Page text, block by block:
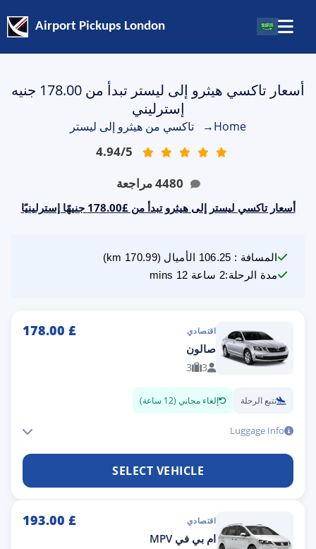
Airport Pickups London
أسعار تاكسي هيثرو إلى ليستر تبدأ من 178.00 جنيه
إسترليني
Home
→ تاكسي من هيثرو إلى ليستر
4.94/5
4480مراجعة
أسعار تاكسي ليستر إلى هيثرو تبدأ من £178.00 جنيهًا إسترلينيًا
المسافة :
106.25 الأميال (
170.99
مدة الرحلة:2 ساعة 12 mins
اقتصادي £
178.00
صالون
3
3
تتبع الرحلة إلغاء مجاني (12 ساعة)
Luggage Info
SELECT VEHICLE
اقتصادي £
193.00
ام بي في MPV